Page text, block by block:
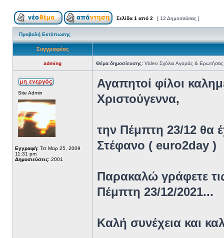
Σελίδα 1 από 2 [ 12 Δημοσιεύσεις ]
Προβολή Εκτύπωσης
Συγγραφέας
adming Θέμα δημοσίευσης: Video Σχόλιο Αγοράς &
Site Admin
Εγγραφή: Τετ Μαρ 25, 2009
11:31 pm
Δημοσιεύσεις: 2001
Αγαπητοί φίλοι
Χριστούγεννα,
την Πέμπτη 23/12 θα
Στέφανο ( euro2day )
Παρακαλώ γράφετε
Πέμπτη 23/12/2021...
Kαλή συνέχεια και